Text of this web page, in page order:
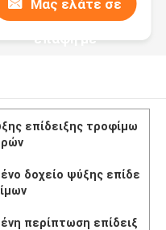
Μας ελάτε σε
επαφή με
επίδειξης τροφίμω
δοχείο ψύξης επίδε
περίπτωση επίδειξ